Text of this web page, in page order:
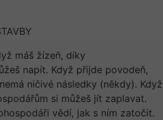
máš žízeň, díky
napít. Když přijde povodeň,
ničivé následky (někdy). Když
si můžeš jít zaplavat.
vědí, jak s ním zatočit.